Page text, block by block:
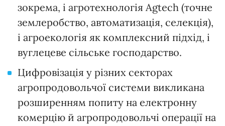
зокрема, і агротехнологія Agtech (точне
землеробство, автоматизація, селекція),
і агроекологія як комплексний підхід, і
вуглецеве сільське господарство.
Цифровізація у різних секторах
агропродовольчої системи викликана
розширенням попиту на електронну
комерцію й агропродовольчі операції на